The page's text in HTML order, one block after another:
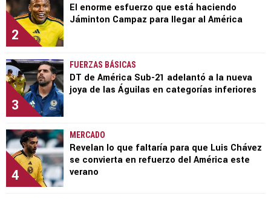
2
El enorme esfuerzo que está haciendo
Jáminton Campaz para llegar al América
3
FUERZAS BÁSICAS
DT de América Sub-21 adelantó a la nueva
joya de las Águilas en categorías inferiores
4
MERCADO
Revelan lo que faltaría para que Luis Chávez
se convierta en refuerzo del América este
verano